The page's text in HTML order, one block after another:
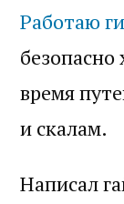
Работаю
безопасно
время
и скалам.
Написал